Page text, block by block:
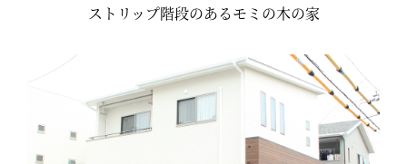
ストリップ階段のあるモミの木の家